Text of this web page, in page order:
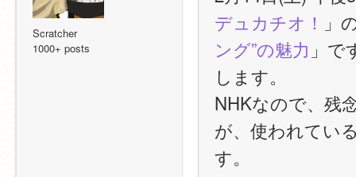
Scratcher
1000+ posts
デュカチオ！ 」
ング”の魅力 」
します。
NHKなので、残
が、使われてい
す。